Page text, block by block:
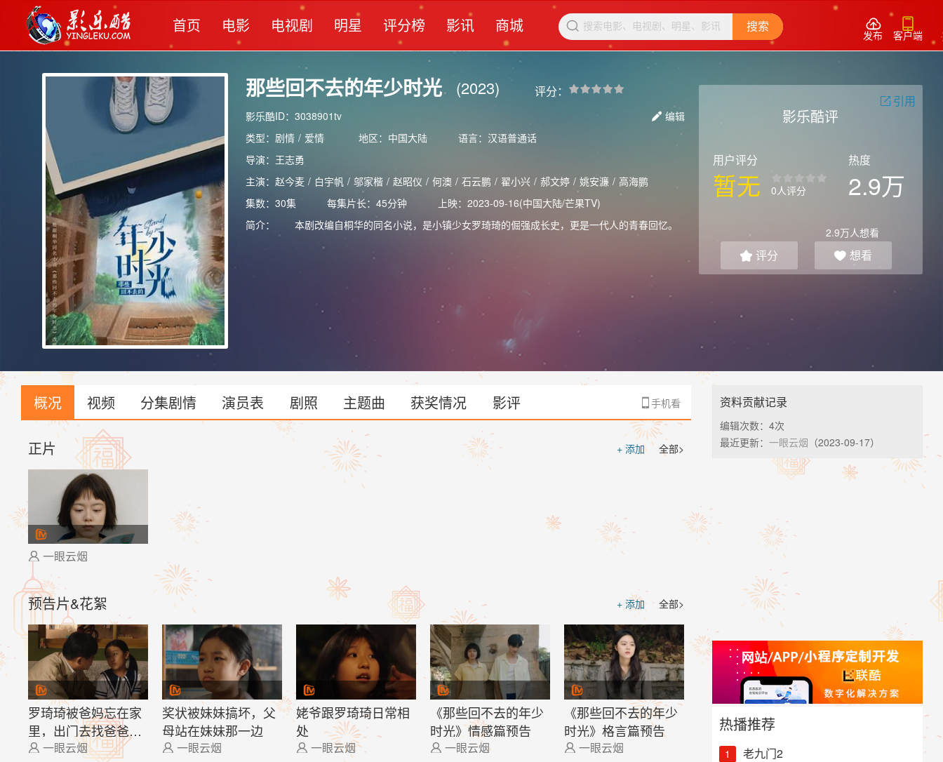
首页 电影 电视剧 明星 评分榜 影讯 商城  搜索 
发布

客户端
那些回不去的年少时光 (2023) 评分：
影乐酷ID：3038901tv  编辑
类型： 剧情 / 爱情 地区：中国大陆
语言：汉语普通话
导演： 王志勇
主演： 赵今麦 / 白宇帆 / 邬家楷 / 赵昭仪 / 何澳 / 石云鹏 / 翟小兴 / 郝文婷 / 姚安濂 / 高海鹏
集数：30集
每集片长：45分钟
上映：2023-09-16(中国大陆/芒果TV)
简介：
本剧改编自桐华的同名小说，是小镇少女罗琦琦的倔强成长史，更是一代人的青春回忆。
影乐酷评
 引用
用户评分
暂无 0人评分
热度
2.9万
2.9万人想看
 评分  想看
 手机看
概况 视频 分集剧情 演员表 剧照 主题曲 获奖情况 影评
全部>
+ 添加
正片
 一眼云烟
全部>
+ 添加
预告片&花絮
罗琦琦被爸妈忘在家
里，出门去找爸爸妈
妈
 一眼云烟
奖状被妹妹搞坏，父
母站在妹妹那一边
 一眼云烟
姥爷跟罗琦琦日常相
处
 一眼云烟
《那些回不去的年少
时光》情感篇预告
 一眼云烟
《那些回不去的年少
时光》格言篇预告
 一眼云烟
资料贡献记录
编辑次数： 4次
最近更新： 一眼云烟 （2023-09-17）
热播推荐
1 老九门2